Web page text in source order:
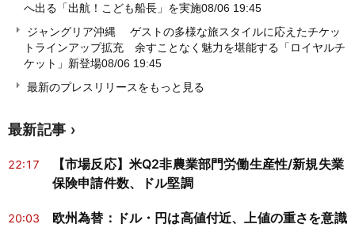
へ出る「出航！こども船長」を実施08/06 19:45
ジャングリア沖縄 ゲストの多様な旅スタイルに応えたチケッ
トラインアップ拡充 余すことなく魅力を堪能する「ロイヤルチ
ケット」新登場08/06 19:45
最新のプレスリリースをもっと見る
最新記事
22:17
【市場反応】米Q2非農業部門労働生産性/新規失業
保険申請件数、ドル堅調
20:03 欧州為替：ドル・円は高値付近、上値の重さを意識